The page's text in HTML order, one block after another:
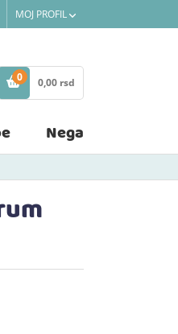
MOJ PROFIL
0
STAVKE
0,00 rsd
Nega